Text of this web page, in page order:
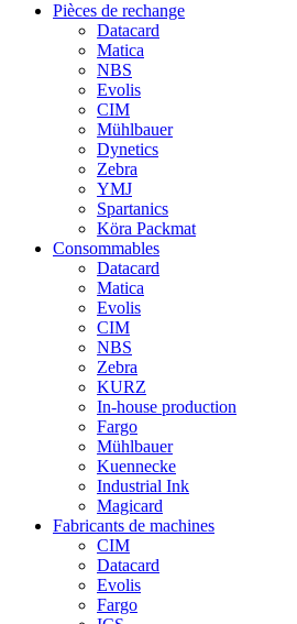
Pièces de rechange
Datacard
Matica
NBS
Evolis
CIM
Mühlbauer
Dynetics
Zebra
YMJ
Spartanics
Köra Packmat
Consommables
Datacard
Matica
Evolis
CIM
NBS
Zebra
KURZ
In-house production
Fargo
Mühlbauer
Kuennecke
Industrial Ink
Magicard
Fabricants de machines
CIM
Datacard
Evolis
Fargo